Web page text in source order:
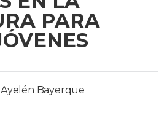
PARA
Bayerque